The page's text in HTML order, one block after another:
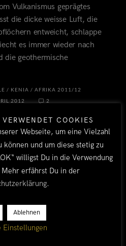
Vulkanismus geprägtes
die dicke weisse Luft, die
entweicht, schlappe
es immer wieder nach
die geothermische
/ KENIA / AFRIKA 2011/12
2012
2
COOKIES
Webseite, um eine Vielzahl
können und um diese stetig zu
willigst Du in die Verwendung
erfährst Du in der
.
Ablehnen
Einstellungen